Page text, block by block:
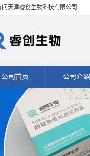
问天津睿创生物科技有限公司
公司首页 公司介绍